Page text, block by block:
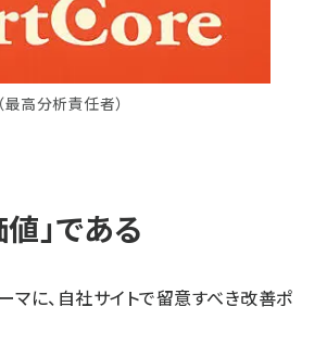
高分析責任者）
」である
マに、自社サイトで留意すべき改善ポ